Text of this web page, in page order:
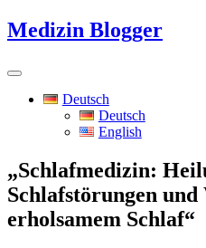
Skip
to
Medizin Blogger
Deutsch
Deutsch
English
„Schlafmedizin:
Schlafstörungen und
erholsamem Schlaf“